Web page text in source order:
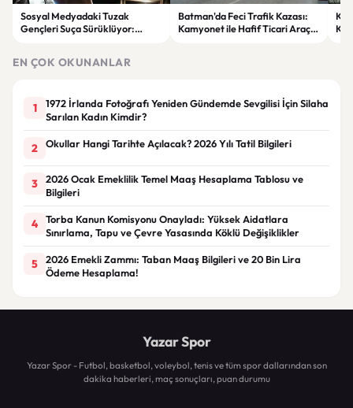
Sosyal Medyadaki Tuzak
Gençleri Suça Sürüklüyor:
Batman'da Feci Trafik Kazası:
Kamyonet ile Hafif Ticari Araç
EN ÇOK OKUNANLAR
1
1972 İrlanda Fotoğrafı Yeniden Gündemde Sevgilisi İçin Silaha
Sarılan Kadın Kimdir?
2 Okullar Hangi Tarihte Açılacak? 2026 Yılı Tatil Bilgileri
3
2026 Ocak Emeklilik Temel Maaş Hesaplama Tablosu ve
Bilgileri
4
Torba Kanun Komisyonu Onayladı: Yüksek Aidatlara
Sınırlama, Tapu ve Çevre Yasasında Köklü Değişiklikler
5
2026 Emekli Zammı: Taban Maaş Bilgileri ve 20 Bin Lira
Ödeme Hesaplama!
Yazar Spor
Yazar Spor - Futbol, basketbol, voleybol, tenis ve tüm spor dallarından son
dakika haberleri, maç sonuçları, puan durumu